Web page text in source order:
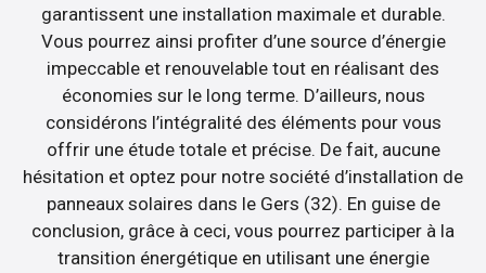
garantissent une installation maximale et durable.
Vous pourrez ainsi profiter d’une source d’énergie
impeccable et renouvelable tout en réalisant des
économies sur le long terme. D’ailleurs, nous
considérons l’intégralité des éléments pour vous
offrir une étude totale et précise. De fait, aucune
hésitation et optez pour notre société d’installation de
panneaux solaires dans le Gers (32). En guise de
conclusion, grâce à ceci, vous pourrez participer à la
transition énergétique en utilisant une énergie